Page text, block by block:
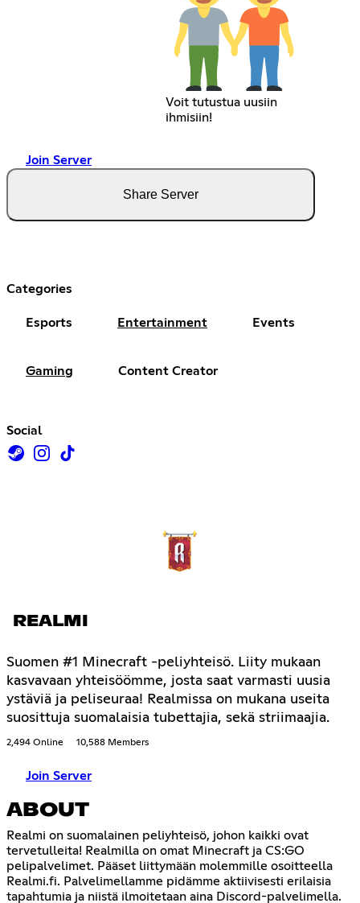
Voit tutustua uusiin
ihmisiin!
Join Server
Share Server
Categories
Esports Entertainment Events
Gaming Content Creator
Social
REALMI
Suomen #1 Minecraft -peliyhteisö. Liity mukaan
kasvavaan yhteisöömme, josta saat varmasti uusia
ystäviä ja peliseuraa! Realmissa on mukana useita
suosittuja suomalaisia tubettajia, sekä striimaajia.
2,494 Online 10,588 Members
Join Server
ABOUT
Realmi on suomalainen peliyhteisö, johon kaikki ovat
tervetulleita! Realmilla on omat Minecraft ja CS:GO
pelipalvelimet. Pääset liittymään molemmille osoitteella
Realmi.fi. Palvelimellamme pidämme aktiivisesti erilaisia
tapahtumia ja niistä ilmoitetaan aina Discord-palvelimella.